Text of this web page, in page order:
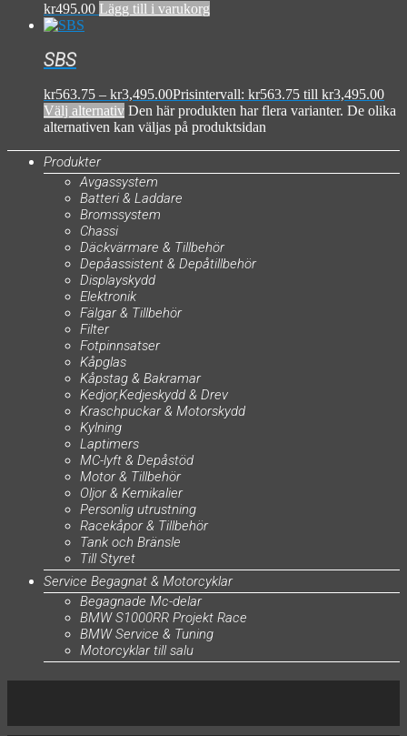
kr495.00 Lägg till i varukorg
SBS
kr563.75 – kr3,495.00Prisintervall: kr563.75 till kr3,495.00
Välj alternativ Den här produkten har flera varianter. De olika
alternativen kan väljas på produktsidan
Produkter
Avgassystem
Batteri & Laddare
Bromssystem
Chassi
Däckvärmare & Tillbehör
Depåassistent & Depåtillbehör
Displayskydd
Elektronik
Fälgar & Tillbehör
Filter
Fotpinnsatser
Kåpglas
Kåpstag & Bakramar
Kedjor,Kedjeskydd & Drev
Kraschpuckar & Motorskydd
Kylning
Laptimers
MC-lyft & Depåstöd
Motor & Tillbehör
Oljor & Kemikalier
Personlig utrustning
Racekåpor & Tillbehör
Tank och Bränsle
Till Styret
Service Begagnat & Motorcyklar
Begagnade Mc-delar
BMW S1000RR Projekt Race
BMW Service & Tuning
Motorcyklar till salu